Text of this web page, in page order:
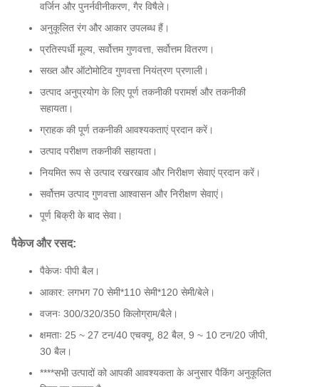
वर्जिन और पुनर्नवीनीकरण, गैर विषैले।
अनुकूलित रंग और आकार उपलब्ध हैं।
प्रतिस्पर्धी मूल्य, सर्वोत्तम गुणवत्ता, सर्वोत्तम वितरण।
सख्त और ऑटोमोटिव गुणवत्ता नियंत्रण प्रणाली।
उत्पाद अनुप्रयोग के लिए पूर्ण तकनीकी परामर्श और तकनीकी
सहायता।
ग्राहक की पूर्ण तकनीकी आवश्यकताएं प्रदान करें।
उत्पाद परीक्षण तकनीकी सहायता।
नियमित रूप से उत्पाद रखरखाव और निरीक्षण सेवाएं प्रदान करें।
सर्वोत्तम उत्पाद गुणवत्ता आश्वासन और निरीक्षण सेवाएं।
पूर्ण बिक्री के बाद सेवा।
पैकेज और रसद:
पैकेजः पीपी बैल।
आकार: लगभग 70 सेमी*110 सेमी*120 सेमी/बेले।
वजनः 300/320/350 किलोग्राम/बैले।
क्षमताः 25 ~ 27 टन/40 एचक्यू, 82 बैल, 9 ~ 10 टन/20 जीपी,
30 बैल।
****सभी उत्पादों को आपकी आवश्यकता के अनुसार पैकिंग अनुकूलित